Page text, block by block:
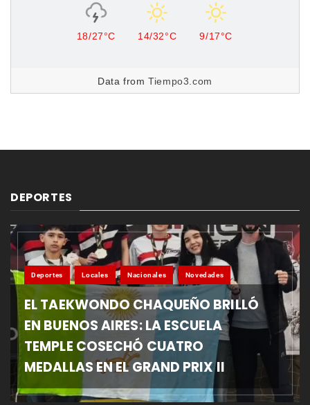
18/27°C 14/32°C 9/17°C
Data fromTiempo3.com
DEPORTES
Deportes Locales Nacionales Novedades
EL TAEKWONDO CHAQUEÑO BRILLÓ
EN BUENOS AIRES: LA ESCUELA
TEMPLE COSECHÓ CUATRO
MEDALLAS EN EL GRAND PRIX II